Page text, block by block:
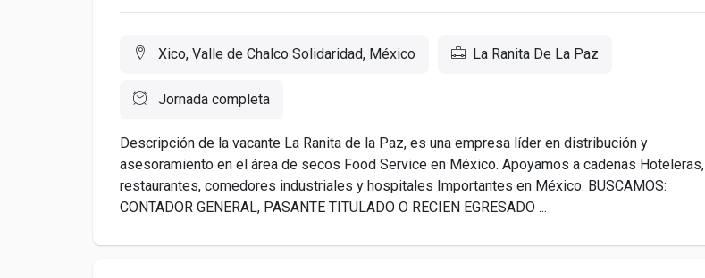
Xico, Valle de Chalco Solidaridad, México La Ranita De La Paz
Jornada completa
Descripción de la vacante La Ranita de la Paz, es una empresa líder en distribución y
asesoramiento en el área de secos Food Service en México. Apoyamos a cadenas Hoteleras,
restaurantes, comedores industriales y hospitales Importantes en México. BUSCAMOS:
CONTADOR GENERAL, PASANTE TITULADO O RECIEN EGRESADO ...